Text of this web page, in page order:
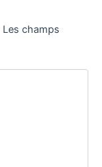
Les champs